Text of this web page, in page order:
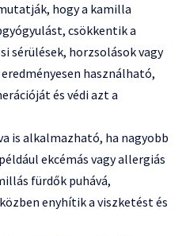
hogy a kamilla
csökkentik a
sérülések, horzsolások vagy
használható,
és védi azt a
is alkalmazható, ha nagyobb
ekcémás vagy allergiás
fürdők puhává,
enyhítik a viszketést és